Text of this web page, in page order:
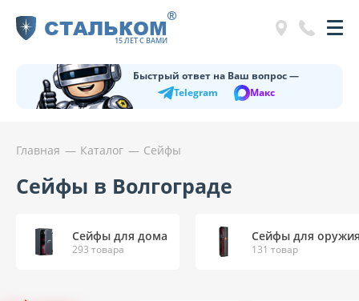
СТАЛЬКОМ
15 ЛЕТ С ВАМИ
®
Быстрый ответ на Ваш вопрос —
Telegram
Макс
Главная Каталог Сейфы
Сейфы в Волгограде
Сейфы для дома
293 товара
Сейфы для
131 товар